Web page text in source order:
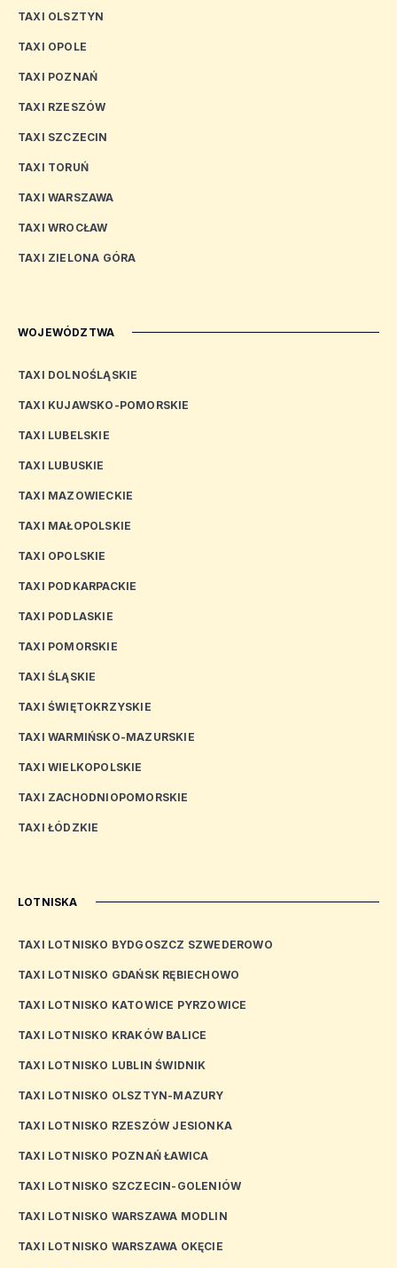
TAXI OLSZTYN
TAXI OPOLE
TAXI POZNAŃ
TAXI RZESZÓW
TAXI SZCZECIN
TAXI TORUŃ
TAXI WARSZAWA
TAXI WROCŁAW
TAXI ZIELONA GÓRA
WOJEWÓDZTWA
TAXI DOLNOŚLĄSKIE
TAXI KUJAWSKO-POMORSKIE
TAXI LUBELSKIE
TAXI LUBUSKIE
TAXI MAZOWIECKIE
TAXI MAŁOPOLSKIE
TAXI OPOLSKIE
TAXI PODKARPACKIE
TAXI PODLASKIE
TAXI POMORSKIE
TAXI ŚLĄSKIE
TAXI ŚWIĘTOKRZYSKIE
TAXI WARMIŃSKO-MAZURSKIE
TAXI WIELKOPOLSKIE
TAXI ZACHODNIOPOMORSKIE
TAXI ŁÓDZKIE
LOTNISKA
TAXI LOTNISKO BYDGOSZCZ SZWEDEROWO
TAXI LOTNISKO GDAŃSK RĘBIECHOWO
TAXI LOTNISKO KATOWICE PYRZOWICE
TAXI LOTNISKO KRAKÓW BALICE
TAXI LOTNISKO LUBLIN ŚWIDNIK
TAXI LOTNISKO OLSZTYN-MAZURY
TAXI LOTNISKO RZESZÓW JESIONKA
TAXI LOTNISKO POZNAŃ ŁAWICA
TAXI LOTNISKO SZCZECIN-GOLENIÓW
TAXI LOTNISKO WARSZAWA MODLIN
TAXI LOTNISKO WARSZAWA OKĘCIE